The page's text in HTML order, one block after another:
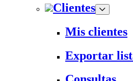
Clientes
Mis clientes
Exportar